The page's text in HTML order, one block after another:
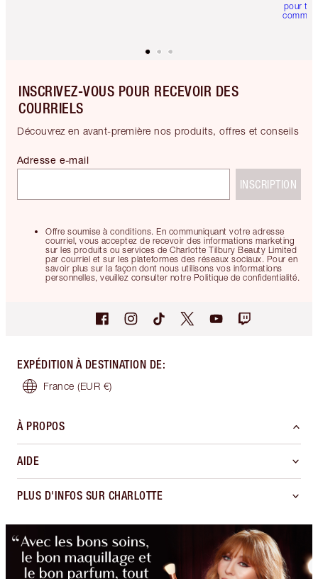
pour
INSCRIVEZ-VOUS POUR RECEVOIR DES
COURRIELS
Découvrez en avant-première nos produits, offres et conseils
Offre soumise à conditions. En communiquant votre adresse
courriel, vous acceptez de recevoir des informations marketing
sur les produits ou services de Charlotte Tilbury Beauty Limited
par courriel et sur les plateformes des réseaux sociaux. Pour en
savoir plus sur la façon dont nous utilisons vos informations
personnelles, veuillez consulter notre Politique de confidentialité.
Adresse e-mail
INSCRIPTION
EXPÉDITION À DESTINATION DE:
France (EUR €)
À PROPOS
AIDE
PLUS D'INFOS SUR CHARLOTTE